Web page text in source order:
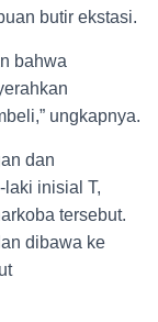
butir ekstasi.
bahwa
ungkapnya.
dan
inisial T,
tersebut.
dibawa ke